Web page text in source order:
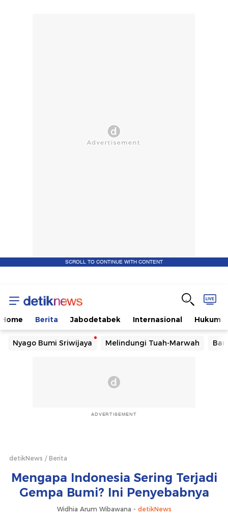
SCROLL TO CONTINUE WITH CONTENT
Home Berita Jabodetabek Internasional Hukum
Nyago Bumi Sriwijaya Melindungi Tuah-Marwah
ADVERTISEMENT
detikNews Berita
Mengapa Indonesia Sering Terjadi
Gempa Bumi? Ini Penyebabnya
Widhia Arum Wibawana - detikNews